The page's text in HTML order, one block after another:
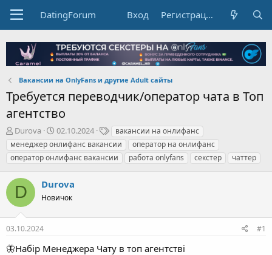
DatingForum Вход Регистрация
Вакансии на OnlyFans и другие Adult сайты
Требуется переводчик/оператор чата в Топ
агентство
А
в
т
о
р
е
ы
Durova
Д
а
т
а
н
ч
л
02.10.2024
е
г
и
менеджер онлифанс вакансии
оператор на онлифанс
оператор онлифанс вакансии
работа onlyfans секстер
D Новичок
03.10.2024
🦋Набір Менеджера Чату в топ агентстві
Високий дохід та зручні умови праці ❗️